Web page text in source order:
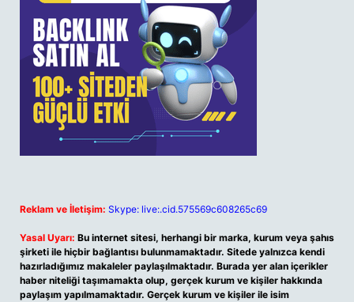
Reklam ve İletişim: Skype: live:.cid.575569c608265c69
Yasal Uyarı: Bu internet sitesi, herhangi bir marka, kurum veya şahıs
şirketi ile hiçbir bağlantısı bulunmamaktadır. Sitede yalnızca kendi
hazırladığımız makaleler paylaşılmaktadır. Burada yer alan içerikler
haber niteliği taşımamakta olup, gerçek kurum ve kişiler hakkında
paylaşım yapılmamaktadır. Gerçek kurum ve kişiler ile isim